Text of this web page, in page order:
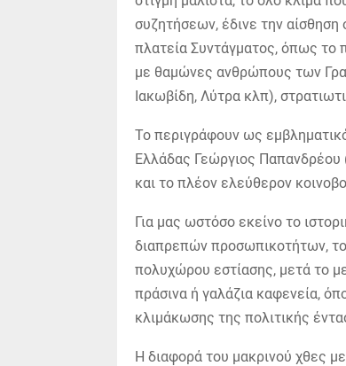
συζητήσεων, έδινε την
πλατεία Συντάγματος, όπως το
με θαμώνες ανθρώπους των
Ιακωβίδη, Λύτρα κλπ),
Το περιγράφουν ως
Ελλάδας Γεώργιος Παπανδρέου
και το πλέον ελεύθερον
Για μας ωστόσο εκείνο το
διαπρεπών προσωπικοτήτων,
πολυχώρου εστίασης, μετά το
πράσινα ή γαλάζια καφενεία,
κλιμάκωσης της πολιτικής
Η διαφορά του μακρινού χθες